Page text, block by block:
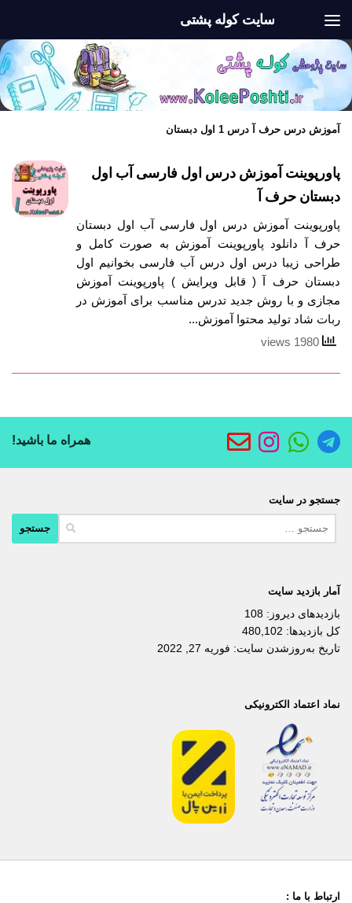
سایت کوله پشتی
آموزش درس حرف آ درس 1 اول دبستان
پاورپوینت آموزش درس اول فارسی آب اول
دبستان حرف آ
پاورپوینت آموزش درس اول فارسی آب اول دبستان
حرف آ دانلود پاورپوینت آموزش به صورت کامل و
طراحی زیبا درس اول درس آب فارسی بخوانیم اول
دبستان حرف آ ( قابل ویرایش ) پاورپوینت آموزش
مجازی و با روش جدید تدرس مناسب برای آموزش در
ربات شاد تولید محتوا آموزش...
همراه ما باشید!
جستجو در سایت
آمار بازدید سایت
بازدیدهای دیروز: 108
کل بازدیدها: 480,102
تاریخ به‌روزشدن سایت: فوریه 27, 2022
نماد اعتماد الکترونیکی
ارتباط با ما :